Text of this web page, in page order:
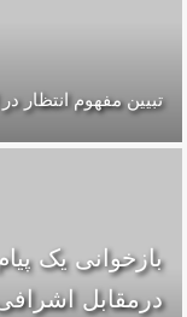
تبیین مفهوم انتظار
بازخوانی یک
درمقابل